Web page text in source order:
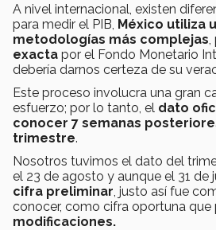
A nivel internacional, existen
para medir el PIB, México utiliza
metodologías más complejas
exacta por el Fondo Monetario
debería darnos certeza de su
Este proceso involucra una gran
esfuerzo; por lo tanto, el dato
conocer 7 semanas
trimestre.
Nosotros tuvimos el dato del
el 23 de agosto y aunque el 31 de
cifra preliminar , justo así fue
conocer, como cifra oportuna que
modificaciones.